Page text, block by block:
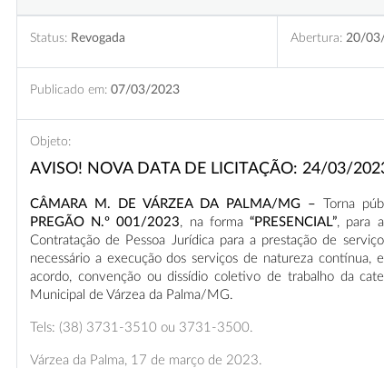
Status: Revogada Abertura: 20/
Publicado em: 07/03/2023
Objeto:
AVISO! NOVA DATA DE LICITAÇÃO: 24/03/
CÂMARA M. DE VÁRZEA DA PALMA/MG – Torna
PREGÃO N.º 001/2023, na forma“PRESENCIAL”, para
Contratação de Pessoa Jurídica para a prestação de
necessário a execução dos serviços de natureza contínua,
acordo, convenção ou dissídio coletivo de trabalho da
Municipal de Várzea da Palma/MG.
Tels: (38) 3731-3510 ou 3731-3500.
Várzea da Palma, 17 de março de 2023.